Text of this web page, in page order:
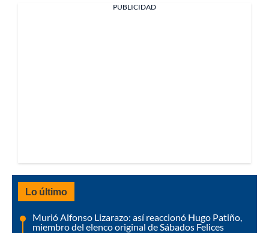
PUBLICIDAD
Lo último
Murió Alfonso Lizarazo: así reaccionó Hugo Patiño,
miembro del elenco original de Sábados Felices